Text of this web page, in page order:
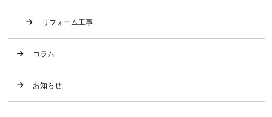
リフォーム工事
コラム
お知らせ